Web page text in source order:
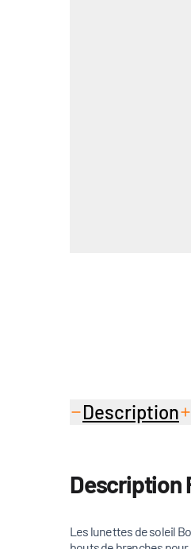
Description
Description
Les lunettes de soleil